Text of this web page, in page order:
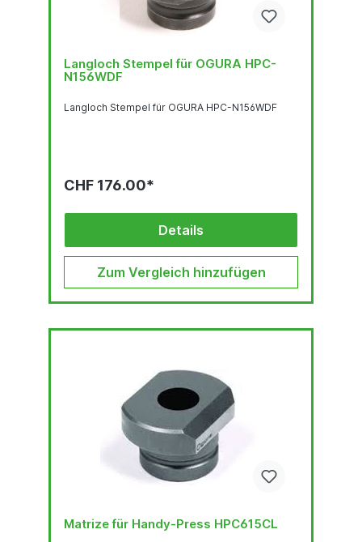
Langloch Stempel für OGURA HPC-
N156WDF
Langloch Stempel für OGURA HPC-N156WDF
CHF 176.00*
Details
Zum Vergleich hinzufügen
Matrize für Handy-Press HPC615CL